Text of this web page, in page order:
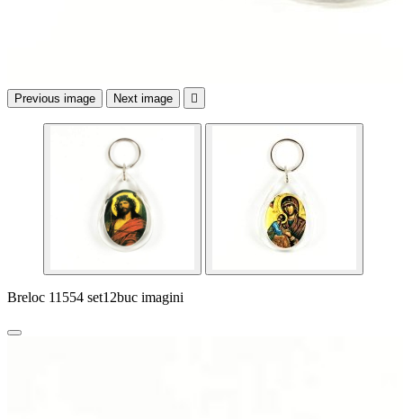
Previous image Next image 
Breloc 11554 set12buc imagini